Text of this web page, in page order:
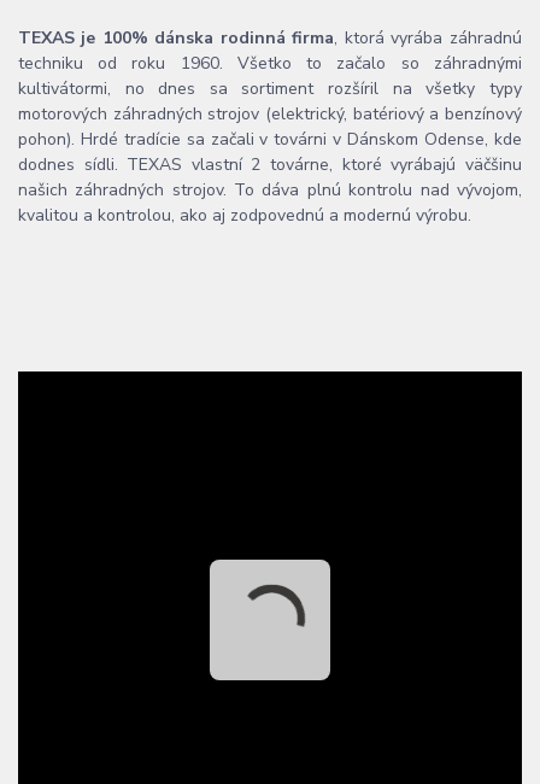
TEXAS je 100% dánska rodinná firma, ktorá vyrába záhradnú
techniku od roku 1960. Všetko to začalo so záhradnými
kultivátormi, no dnes sa sortiment rozšíril na všetky typy
motorových záhradných strojov (elektrický, batériový a benzínový
pohon). Hrdé tradície sa začali v továrni v Dánskom Odense, kde
dodnes sídli. TEXAS vlastní 2 továrne, ktoré vyrábajú väčšinu
našich záhradných strojov. To dáva plnú kontrolu nad vývojom,
kvalitou a kontrolou, ako aj zodpovednú a modernú výrobu.